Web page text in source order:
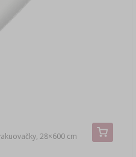
28×600 cm